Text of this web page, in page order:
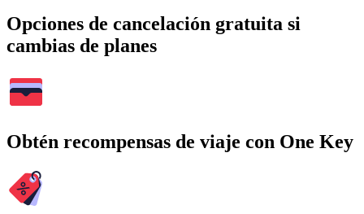
Opciones de cancelación gratuita si
cambias de planes
Obtén recompensas de viaje con One Key